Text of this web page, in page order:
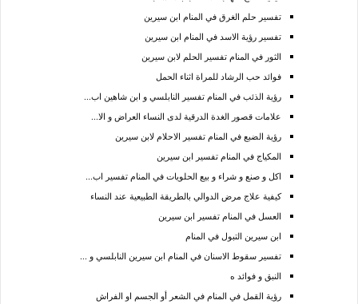
تفسير حلم الغرق في المنام ابن سيرين
تفسير رؤية الاسد في المنام ابن سيرين
الثور في المنام تفسير الحلم لابن سيرين
فوائد حب الرشاد للمراة اثناء الحمل
رؤية الذئب في المنام تفسير النابلسي و ابن شاهين اب...
علامات قصور الغدة الدرقية لدى النساء العراض و الا...
رؤية الضبع في المنام تفسير الاحلام لابن سيرين
المكياج في المنام تفسير ابن سيرين
اكل و صنع و شراء و بيع الحلويات في المنام تفسير اب...
كيفية علاج مرض الدوالي بالطريقة الطبيعية عند النساء
العسل في المنام تفسير ابن سيرين
ابن سيرين التبول في المنام
تفسير سقوط الاسنان في المنام ابن سيرين النابلسي و ...
النبق و فوائد ه
رؤية القمل في المنام في الشعر أو الجسم او الفراش